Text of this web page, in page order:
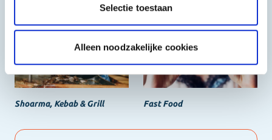
Selectie toestaan
Alleen noodzakelijke cookies
Shoarma, Kebab & Grill Fast Food